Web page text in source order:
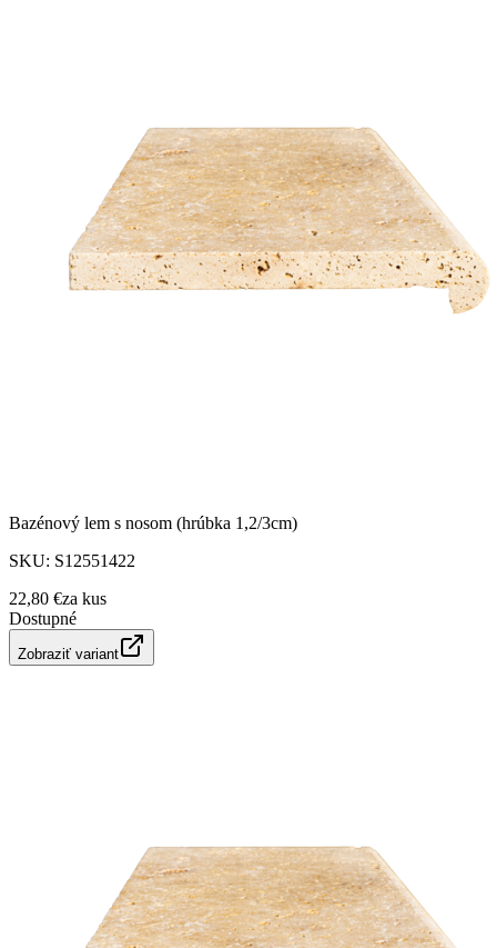
Bazénový lem s nosom (hrúbka 1,2/3cm)
SKU: S12551422
22,80 €za kus
Dostupné
Zobraziť variant